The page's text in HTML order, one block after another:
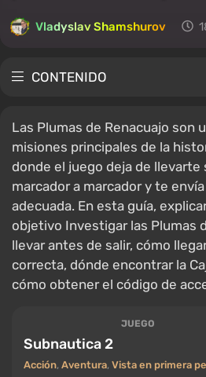
Vladyslav Shamshurov
CONTENIDO
Las Plumas de Renacuajo son
misiones principales de la
donde el juego deja de
marcador a marcador y te
adecuada. En esta guía,
objetivo Investigar las Plumas
llevar antes de salir, cómo
correcta, dónde encontrar la
cómo obtener el código de
JUEGO
Subnautica 2
Acción, Aventura, Vista en primera